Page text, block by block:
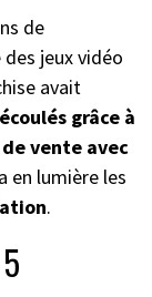
de
jeux vidéo
avait
grâce à
vente avec
en lumière les
.